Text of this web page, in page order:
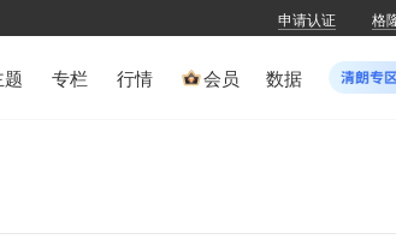
申请认证 格
题 专栏 行情 会员 数据